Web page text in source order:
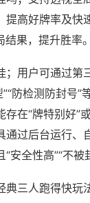
提高好牌率及快
果，提升胜率。
；用户可通过第
防检测防封号”
在“牌特别好”
通过后台运行、
安全性高”“不被
典三人跑得快玩